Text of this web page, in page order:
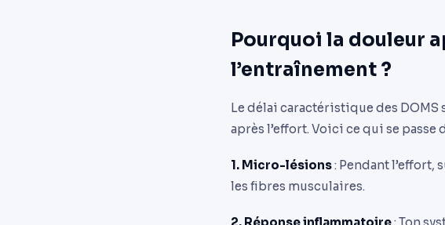
Pourquoi la douleur
l’entraînement ?
Le délai caractéristique des
après l’effort. Voici ce qui se passe
1. Micro-lésions: Pendant
les fibres musculaires.